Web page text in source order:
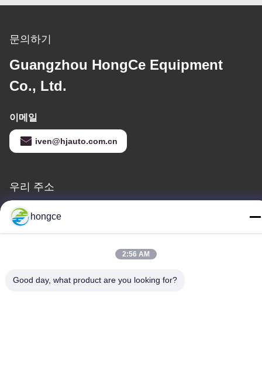
문의하기
Guangzhou HongCe Equipment
Co., Ltd.
이메일
iven@hjauto.com.cn
우리 주소
청원하세요 :
제6-39번지, 야오구 농장, 시비 3번지, 시비 거리, 판유 구, 광저우
hongce
2:56 AM
Good day, what product are you looking for?